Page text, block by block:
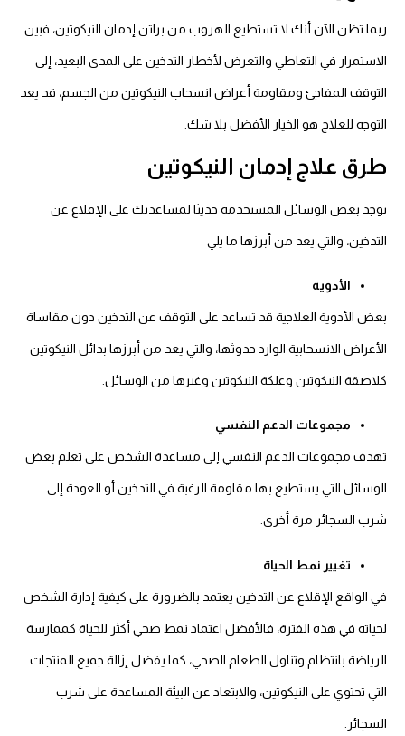
ربما تظن الآن أنك لا تستطيع الهروب من براثن إدمان النيكوتين، فبين
الاستمرار في التعاطي والتعرض لأخطار التدخين على المدى البعيد، إلى
التوقف المفاجئ ومقاومة أعراض انسحاب النيكوتين من الجسم، قد يعد
التوجه للعلاج هو الخيار الأفضل بلا شك.
طرق علاج إدمان النيكوتين
توجد بعض الوسائل المستخدمة حديثا لمساعدتك على الإقلاع عن
التدخين، والتي يعد من أبرزها ما يلي
الأدوية
بعض الأدوية العلاجية قد تساعد على التوقف عن التدخين دون مقاساة
الأعراض الانسحابية الوارد حدوثها، والتي يعد من أبرزها بدائل النيكوتين
كلاصقة النيكوتين وعلكة النيكوتين وغيرها من الوسائل.
مجموعات الدعم النفسي
تهدف مجموعات الدعم النفسي إلى مساعدة الشخص على تعلم بعض
الوسائل التي يستطيع بها مقاومة الرغبة في التدخين أو العودة إلى
شرب السجائر مرة أخرى.
تغيير نمط الحياة
في الواقع الإقلاع عن التدخين يعتمد بالضرورة على كيفية إدارة الشخص
لحياته في هذه الفترة، فالأفضل اعتماد نمط صحي أكثر للحياة كممارسة
الرياضة بانتظام وتناول الطعام الصحي، كما يفضل إزالة جميع المنتجات
التي تحتوي على النيكوتين، والابتعاد عن البيئة المساعدة على شرب
السجائر.